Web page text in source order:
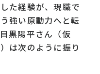
た経験が、現職で
強い原動力へと転
黒陽平さん（仮
は次のように振り